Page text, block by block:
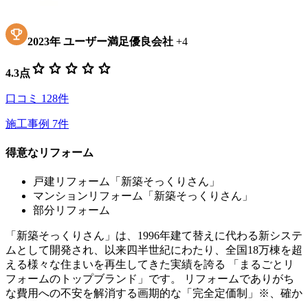
2023年 ユーザー満足優良会社 +4
4.3点 star star star star star
口コミ 128件
施工事例 7件
得意なリフォーム
戸建リフォーム「新築そっくりさん」
マンションリフォーム「新築そっくりさん」
部分リフォーム
「新築そっくりさん」は、1996年建て替えに代わる新システ
ムとして開発され、以来四半世紀にわたり、全国18万棟を超
える様々な住まいを再生してきた実績を誇る 「まるごとリ
フォームのトップブランド」です。 リフォームでありがち
な費用への不安を解消する画期的な「完全定価制」※、確か